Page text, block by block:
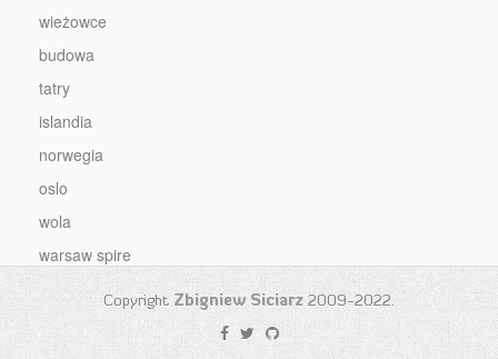
wieżowce
budowa
tatry
islandia
norwegia
oslo
wola
warsaw spire
Copyright Zbigniew Siciarz 2009-2022.